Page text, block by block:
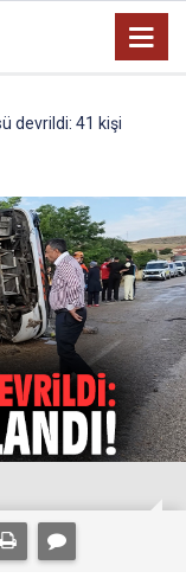
devrildi: 41 kişi